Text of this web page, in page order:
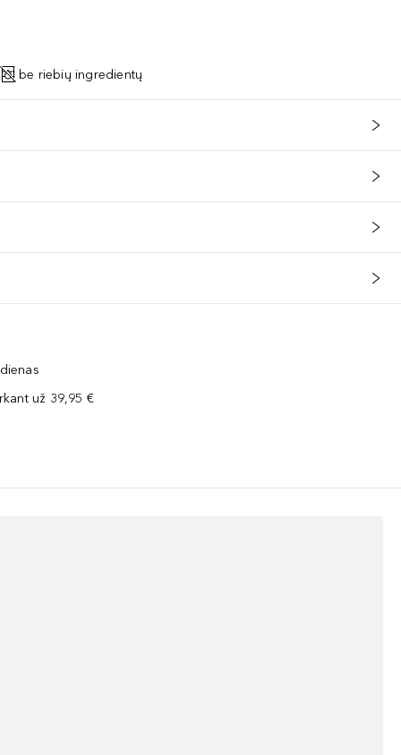
be riebių ingredientų
už 39,95 €